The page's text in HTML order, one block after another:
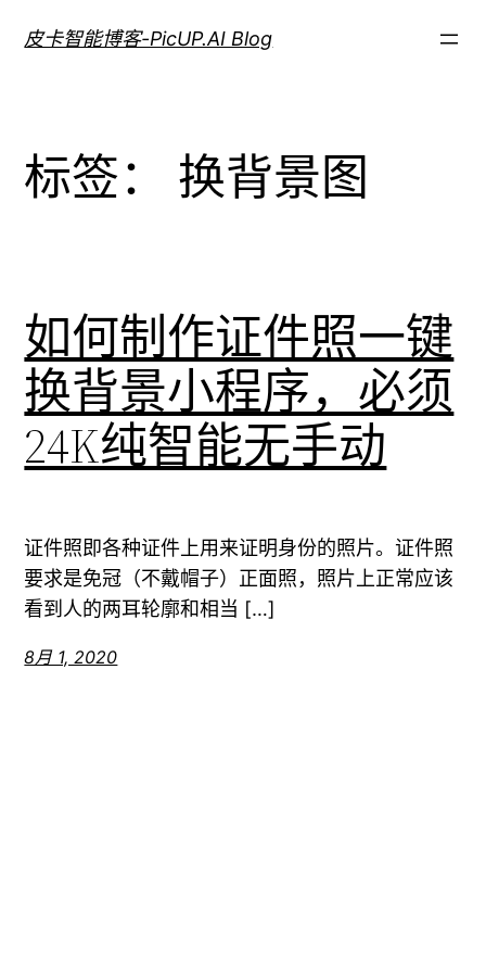
皮卡智能博客-PicUP.AI Blog
标签： 换背景图
如何制作证件照一键
换背景小程序，必须
24K纯智能无手动
证件照即各种证件上用来证明身份的照片。证件照
要求是免冠（不戴帽子）正面照，照片上正常应该
看到人的两耳轮廓和相当 […]
8月 1, 2020